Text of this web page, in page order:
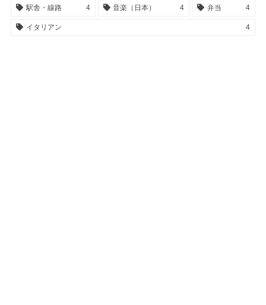
駅舎・線路 4 音楽（日本） 4 弁当 4
イタリアン 4